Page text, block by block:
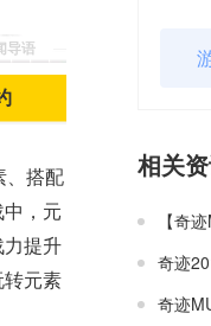
导语
、搭配
，元
力提升
转元素
相关
【奇迹
奇迹
奇迹